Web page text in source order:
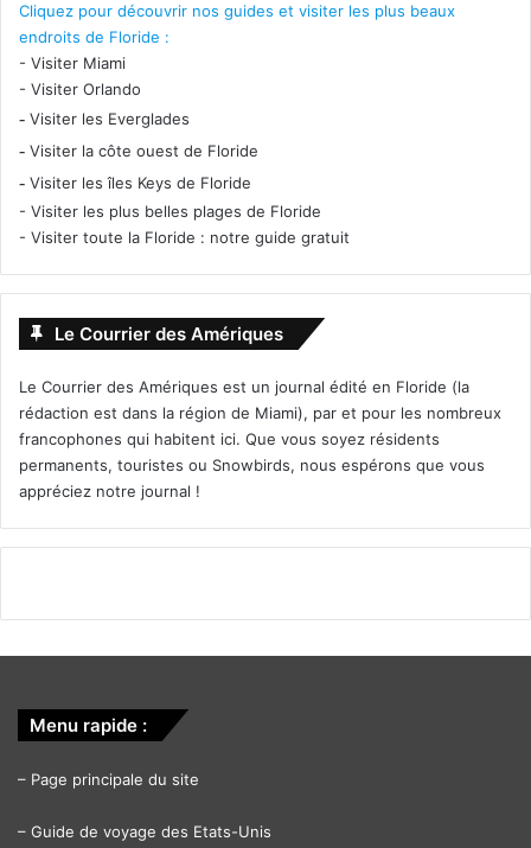
Cliquez pour découvrir nos guides et visiter les plus beaux
endroits de Floride :
- Visiter Miami
- Visiter Orlando
- Visiter les Everglades
- Visiter la côte ouest de Floride
- Visiter les îles Keys de Floride
- Visiter les plus belles plages de Floride
- Visiter toute la Floride : notre guide gratuit
Le Courrier des Amériques
Le Courrier des Amériques est un journal édité en Floride (la
rédaction est dans la région de Miami), par et pour les nombreux
francophones qui habitent ici. Que vous soyez résidents
permanents, touristes ou Snowbirds, nous espérons que vous
appréciez notre journal !
Menu rapide :
– Page principale du site
– Guide de voyage des Etats-Unis